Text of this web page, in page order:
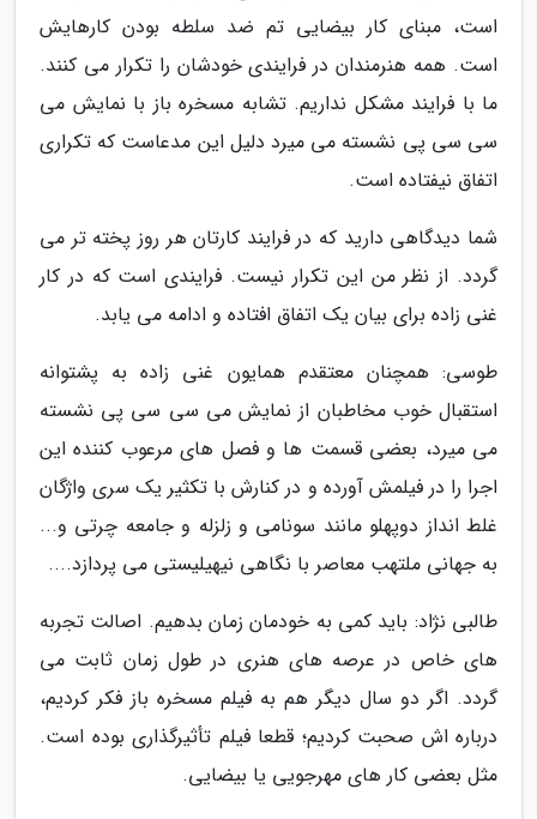
است، مبنای کار بیضایی تم ضد سلطه بودن کارهایش
است. همه هنرمندان در فرایندی خودشان را تکرار می کنند.
ما با فرایند مشکل نداریم. تشابه مسخره باز با نمایش می
سی سی پی نشسته می میرد دلیل این مدعاست که تکراری
اتفاق نیفتاده است.
شما دیدگاهی دارید که در فرایند کارتان هر روز پخته تر می
گردد. از نظر من این تکرار نیست. فرایندی است که در کار
غنی زاده برای بیان یک اتفاق افتاده و ادامه می یابد.
طوسی: همچنان معتقدم همایون غنی زاده به پشتوانه
استقبال خوب مخاطبان از نمایش می سی سی پی نشسته
می میرد، بعضی قسمت ها و فصل های مرعوب کننده این
اجرا را در فیلمش آورده و در کنارش با تکثیر یک سری واژگان
غلط انداز دوپهلو مانند سونامی و زلزله و جامعه چرتی و...
به جهانی ملتهب معاصر با نگاهی نیهیلیستی می پردازد....
طالبی نژاد: باید کمی به خودمان زمان بدهیم. اصالت تجربه
های خاص در عرصه های هنری در طول زمان ثابت می
گردد. اگر دو سال دیگر هم به فیلم مسخره باز فکر کردیم،
درباره اش صحبت کردیم؛ قطعا فیلم تأثیرگذاری بوده است.
مثل بعضی کار های مهرجویی یا بیضایی.